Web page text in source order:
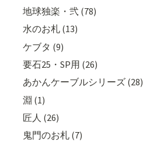
地球独楽・弐 (78)
水のお札 (13)
ケブタ (9)
要石25・SP用 (26)
あかんケーブルシリーズ (28)
淵 (1)
匠人 (26)
鬼門のお札 (7)